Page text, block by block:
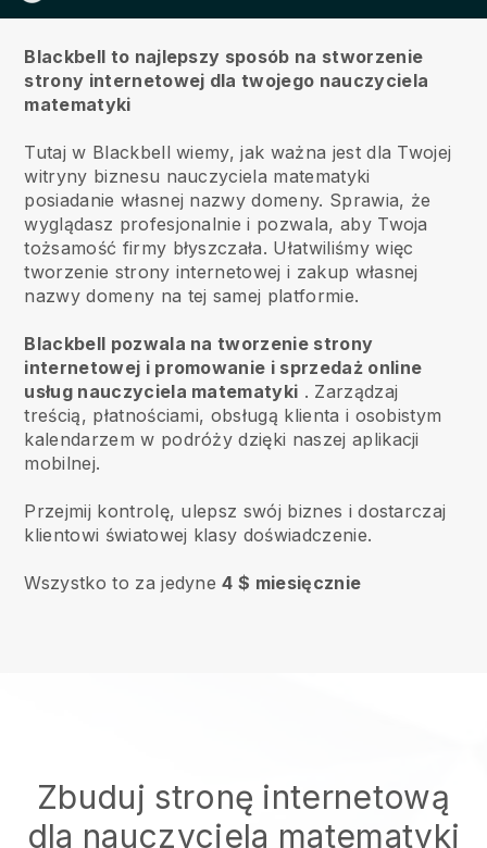
Blackbell to najlepszy sposób na stworzenie
strony internetowej dla twojego nauczyciela
matematyki
Tutaj w Blackbell wiemy, jak ważna jest dla Twojej
witryny biznesu nauczyciela matematyki
posiadanie własnej nazwy domeny. Sprawia, że
wyglądasz profesjonalnie i pozwala, aby Twoja
tożsamość firmy błyszczała. Ułatwiliśmy więc
tworzenie strony internetowej i zakup własnej
nazwy domeny na tej samej platformie.
Blackbell pozwala na tworzenie strony
internetowej i promowanie i sprzedaż online
usług nauczyciela matematyki . Zarządzaj
treścią, płatnościami, obsługą klienta i osobistym
kalendarzem w podróży dzięki naszej aplikacji
mobilnej.
Przejmij kontrolę, ulepsz swój biznes i dostarczaj
klientowi światowej klasy doświadczenie.
Wszystko to za jedyne4 $ miesięcznie
Zbuduj stronę internetową
dla nauczyciela matematyki